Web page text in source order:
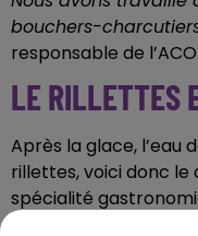
bouchers-
responsable de l’ACO.
LE RILLETTES
Après la glace, l’eau
rillettes, voici donc
spécialité